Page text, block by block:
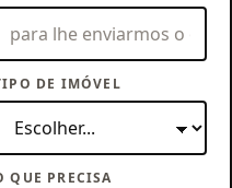
DE IMÓVEL
QUE PRECISA